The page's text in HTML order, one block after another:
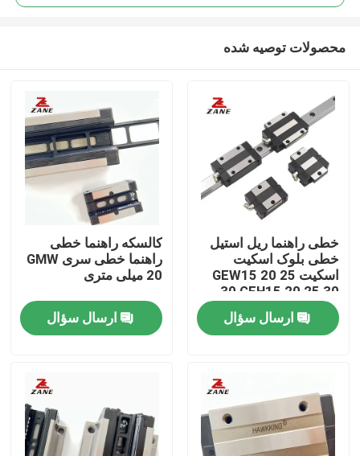
محصولات
محصولات توصیه شده
خطی راهنما ریل استیل
خطی بلوک اسکیت
اسکیت GEW15 20 25
30 GEH15 20 25 30
ارسال سؤال
کالسکه راهنما خطی
راهنما خطی سری GMW
20 میلی متری
ارسال سؤال